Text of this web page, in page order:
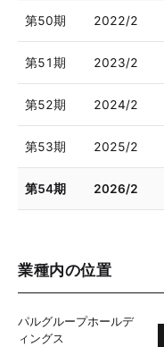
第50期 2022/2
第51期 2023/2
第52期 2024/2
第53期 2025/2
第54期 2026/2
業種内の位置
パルグループホールデ
ィングス